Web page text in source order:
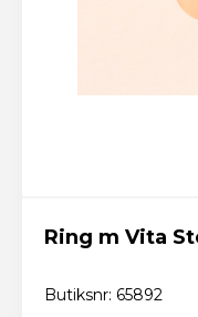
Ring m Vita
Butiksnr: 65892